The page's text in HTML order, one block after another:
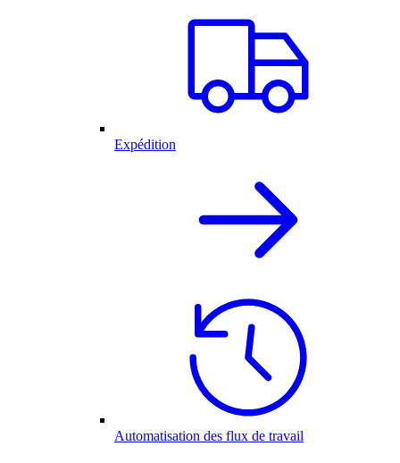
Expédition
Automatisation des flux de travail